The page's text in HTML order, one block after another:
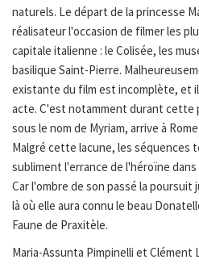
naturels. Le départ de la princesse
réalisateur l'occasion de filmer les
capitale italienne : le Colisée, les
basilique Saint-Pierre.
existante du film est incomplète, et
acte. C'est notamment durant cette
sous le nom de Myriam, arrive à
Malgré cette lacune, les séquences
subliment l'errance de l'héroïne dans
Car l'ombre de son passé la poursuit
là où elle aura connu le beau
Faune de Praxitèle.
Maria-Assunta Pimpinelli et Clément